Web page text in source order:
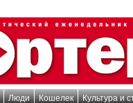
Люди Кошелек Культура и